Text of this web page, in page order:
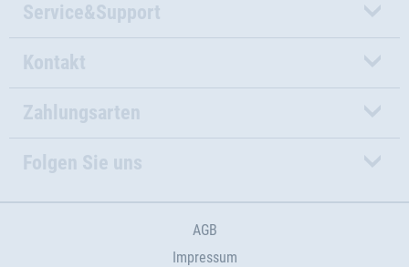
Service&Support
Kontakt
Zahlungsarten
Folgen Sie uns
AGB
Impressum